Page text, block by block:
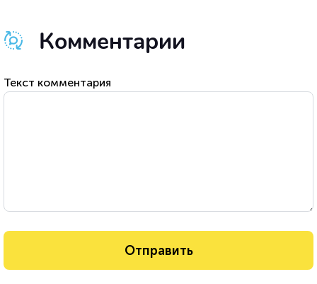
Комментарии
Текст комментария